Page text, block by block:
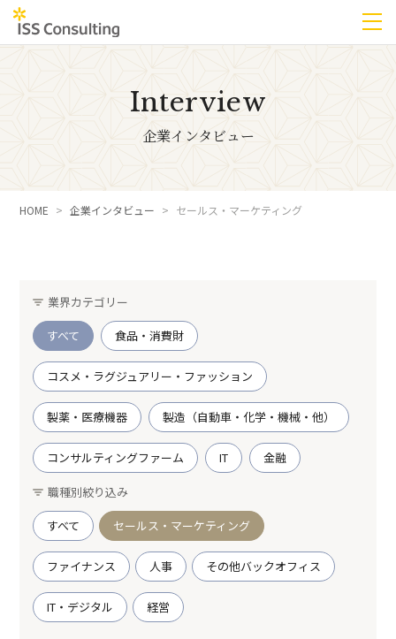
Interview
企業インタビュー
HOME 企業インタビュー セールス・マーケティング
業界カテゴリー
すべて
食品・消費財
コスメ・ラグジュアリー・ファッション
製薬・医療機器 製造（自動車・化学・機械・他）
コンサルティングファーム IT 金融
職種別絞り込み
すべて
セールス・マーケティング
ファイナンス 人事 その他バックオフィス
IT・デジタル 経営